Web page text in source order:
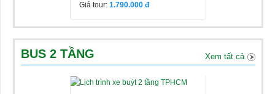
Giá tour: 1.790.000
BUS 2 TẦNG Xem tất cả